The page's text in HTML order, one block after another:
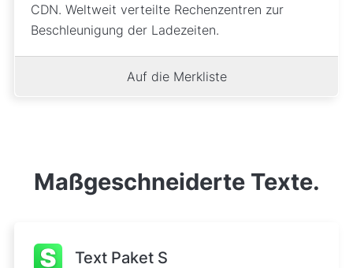
CDN. Weltweit verteilte Rechenzentren zur
Beschleunigung der Ladezeiten.
Auf die Merkliste
Maßgeschneiderte Texte.
Text Paket S